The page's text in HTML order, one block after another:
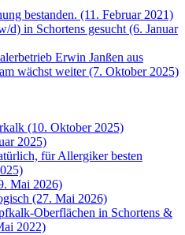
bestanden. (11. Februar 2021)
d) in Schortens gesucht (6. Januar
Erwin Janßen aus
wächst weiter (7. Oktober 2025)
(10. Oktober 2025)
2025)
für Allergiker besten
Mai 2026)
(27. Mai 2026)
Oberflächen in Schortens &
2022)